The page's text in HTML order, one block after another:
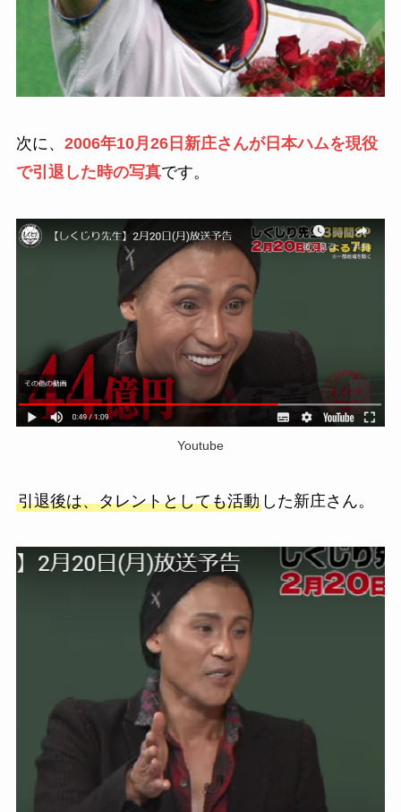
次に、 2006年10月26日新庄さんが日本ハムを現役
で引退した時の写真です。
Youtube
引退後は、タレントとしても活動した新庄さん。